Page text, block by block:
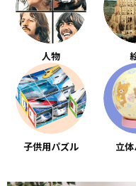
人物
子供用パズル 立